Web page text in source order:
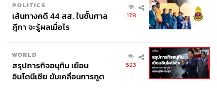
POLITICS
เส้นทางคดี 44 สส. ในชั้นศาล
ฎีกา จะรู้ผลเมื่อไร
178
WORLD
สรุปภารกิจอนุทิน เยือน
อินโดนีเซีย ขับเคลื่อนการทูต
523